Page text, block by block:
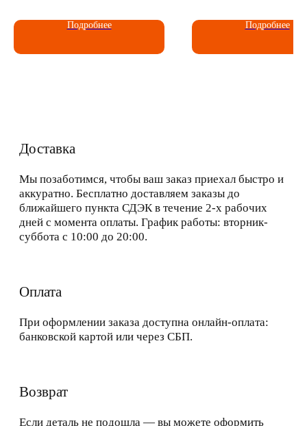
Подробнее Подробнее